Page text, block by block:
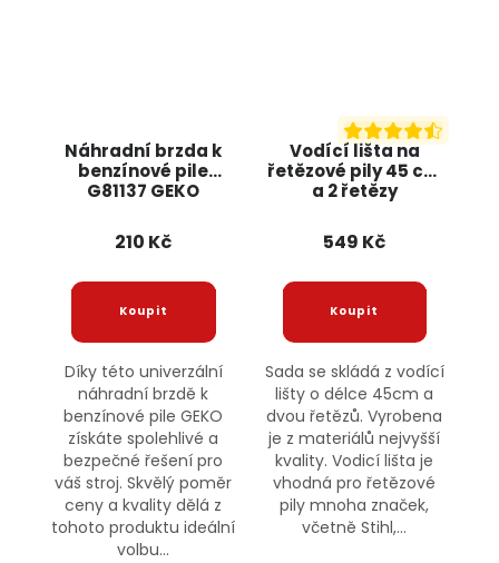
Náhradní brzda k
benzínové pile
G81137 GEKO
210 Kč
Díky této univerzální
náhradní brzdě k
benzínové pile GEKO
získáte spolehlivé a
bezpečné řešení pro
váš stroj. Skvělý poměr
ceny a kvality dělá z
tohoto produktu ideální
volbu...
Vodící lišta na
řetězové pily 45 cm
a 2 řetězy
KRAFT&DELE
549 Kč
Sada se skládá z vodící
lišty o délce 45cm a
dvou řetězů. Vyrobena
je z materiálů nejvyšší
kvality. Vodicí lišta je
vhodná pro řetězové
pily mnoha značek,
včetně Stihl,...